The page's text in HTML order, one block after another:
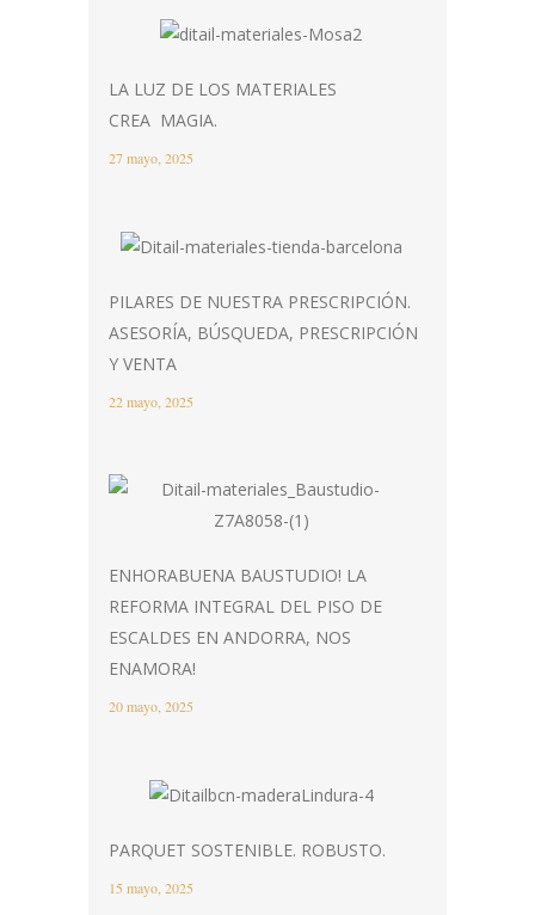
LA LUZ DE LOS MATERIALES
CREA MAGIA.
27 mayo, 2025
PILARES DE NUESTRA PRESCRIPCIÓN.
ASESORÍA, BÚSQUEDA, PRESCRIPCIÓN
Y VENTA
22 mayo, 2025
ENHORABUENA BAUSTUDIO! LA
REFORMA INTEGRAL DEL PISO DE
ESCALDES EN ANDORRA, NOS
ENAMORA!
20 mayo, 2025
PARQUET SOSTENIBLE. ROBUSTO.
15 mayo, 2025